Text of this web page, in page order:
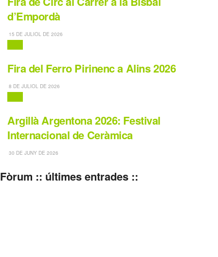
d’Empordà
15 DE JULIOL DE 2026
Fira del Ferro Pirinenc a Alins 2026
8 DE JULIOL DE 2026
Argillà Argentona 2026: Festival
Internacional de Ceràmica
30 DE JUNY DE 2026
Fòrum :: últimes entrades ::